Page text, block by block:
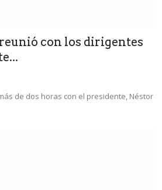
reunió con los dirigentes
de dos horas con el presidente, Néstor